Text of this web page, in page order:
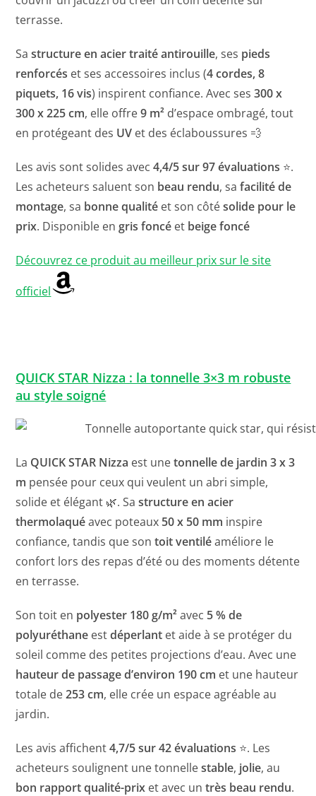
terrasse.
Sastructure en acier traité antirouille, ses pieds
renforcés et ses accessoires inclus (4 cordes, 8
piquets, 16 vis) inspirent confiance. Avec ses300 x
300 x 225 cm, elle offre9 m² d’espace ombragé, tout
en protégeant des UV et des éclaboussures 💨
Les avis sont solides avec4,4/5 sur 97 évaluations ⭐.
Les acheteurs saluent son beau rendu, safacilité de
montage, sa bonne qualité et son côtésolide pour le
prix. Disponible engris foncé et beige foncé
Découvrez ce produit au meilleur prix sur le site
officiel
QUICK STAR Nizza : la tonnelle 3×3 m robuste
au style soigné
La QUICK STAR Nizza est unetonnelle de jardin 3 x 3
m pensée pour ceux qui veulent un abri simple,
solide et élégant 🌿. Sastructure en acier
thermolaquéavec poteaux 50 x 50 mm inspire
confiance, tandis que sontoit ventiléaméliore le
confort lors des repas d’été ou des moments détente
en terrasse.
Son toit en polyester 180 g/m²avec 5 % de
polyuréthane estdéperlant et aide à se protéger du
soleil comme des petites projections d’eau. Avec une
hauteur de passage d’environ 190 cm et une hauteur
totale de253 cm, elle crée un espace agréable au
jardin.
Les avis affichent4,7/5 sur 42 évaluations ⭐. Les
acheteurs soulignent une tonnellestable, jolie, au
bon rapport qualité-prix et avec untrès beau rendu.